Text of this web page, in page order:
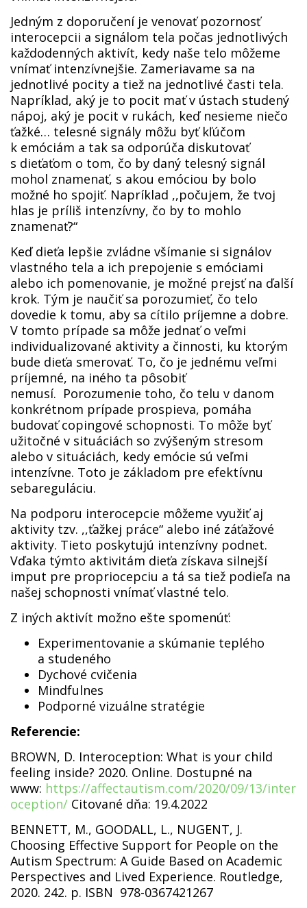
Jedným z doporučení je venovať pozornosť
interocepcii a signálom tela počas jednotlivých
každodenných aktivít, kedy naše telo môžeme
vnímať intenzívnejšie. Zameriavame sa na
jednotlivé pocity a tiež na jednotlivé časti tela.
Napríklad, aký je to pocit mať v ústach studený
nápoj, aký je pocit v rukách, keď nesieme niečo
ťažké… telesné signály môžu byť kľúčom
k emóciám a tak sa odporúča diskutovať
s dieťaťom o tom, čo by daný telesný signál
mohol znamenať, s akou emóciou by bolo
možné ho spojiť. Napríklad ,,počujem, že tvoj
hlas je príliš intenzívny, čo by to mohlo
znamenať?“
Keď dieťa lepšie zvládne všímanie si signálov
vlastného tela a ich prepojenie s emóciami
alebo ich pomenovanie, je možné prejsť na ďalší
krok. Tým je naučiť sa porozumieť, čo telo
dovedie k tomu, aby sa cítilo príjemne a dobre.
V tomto prípade sa môže jednať o veľmi
individualizované aktivity a činnosti, ku ktorým
bude dieťa smerovať. To, čo je jednému veľmi
príjemné, na iného ta pôsobiť
nemusí. Porozumenie toho, čo telu v danom
konkrétnom prípade prospieva, pomáha
budovať copingové schopnosti. To môže byť
užitočné v situáciách so zvýšeným stresom
alebo v situáciách, kedy emócie sú veľmi
intenzívne. Toto je základom pre efektívnu
sebareguláciu.
Na podporu interocepcie môžeme využiť aj
aktivity tzv. ,,ťažkej práce“ alebo iné záťažové
aktivity. Tieto poskytujú intenzívny podnet.
Vďaka týmto aktivitám dieťa získava silnejší
imput pre propriocepciu a tá sa tiež podieľa na
našej schopnosti vnímať vlastné telo.
Z iných aktivít možno ešte spomenúť:
Experimentovanie a skúmanie teplého
a studeného
Dychové cvičenia
Mindfulnes
Podporné vizuálne stratégie
Referencie:
BROWN, D. Interoception: What is your child
feeling inside? 2020. Online. Dostupné na
www: https://affectautism.com/2020/09/13/inter
oception/ Citované dňa: 19.4.2022
BENNETT, M., GOODALL, L., NUGENT, J.
Choosing Effective Support for People on the
Autism Spectrum: A Guide Based on Academic
Perspectives and Lived Experience. Routledge,
2020. 242. p. ISBN 978-0367421267